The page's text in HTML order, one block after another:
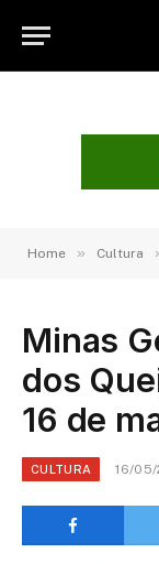
Home » Cultura
Minas
dos
16 de
CULTURA 16/